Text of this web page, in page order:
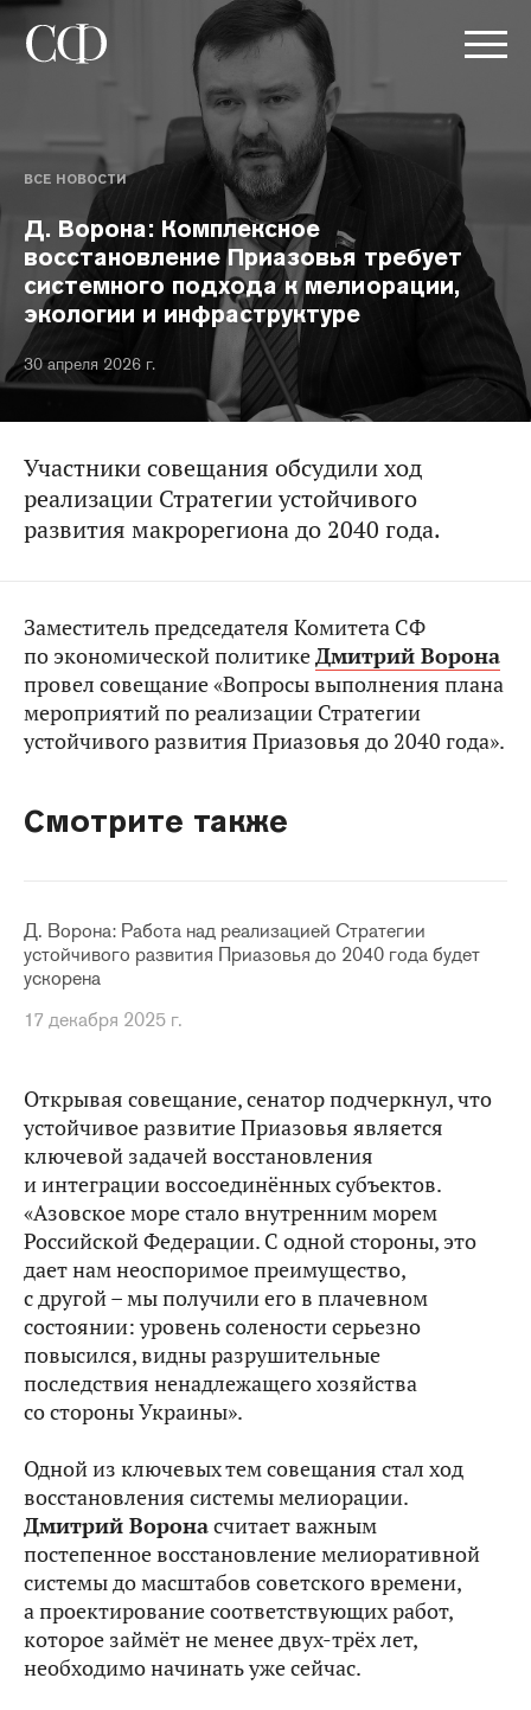
ВСЕ НОВОСТИ
Д. Ворона: Комплексное
восстановление Приазовья требует
системного подхода к мелиорации,
экологии и инфраструктуре
30 апреля 2026 г.
Участники совещания обсудили ход
реализации Стратегии устойчивого
развития макрорегиона до 2040 года.
Заместитель председателя Комитета СФ
по экономической политикеДмитрий Ворона
провел совещание «Вопросы выполнения плана
мероприятий по реализации Стратегии
устойчивого развития Приазовья до 2040 года».
Смотрите также
Д. Ворона: Работа над реализацией Стратегии
устойчивого развития Приазовья до 2040 года будет
ускорена
17 декабря 2025 г.
Открывая совещание, сенатор подчеркнул, что
устойчивое развитие Приазовья является
ключевой задачей восстановления
и интеграции воссоединённых субъектов.
«Азовское море стало внутренним морем
Российской Федерации. С одной стороны, это
дает нам неоспоримое преимущество,
с другой – мы получили его в плачевном
состоянии: уровень солености серьезно
повысился, видны разрушительные
последствия ненадлежащего хозяйства
со стороны Украины».
Одной из ключевых тем совещания стал ход
восстановления системы мелиорации.
Дмитрий Воронасчитает важным
постепенное восстановление мелиоративной
системы до масштабов советского времени,
а проектирование соответствующих работ,
которое займёт не менее двух-трёх лет,
необходимо начинать уже сейчас.